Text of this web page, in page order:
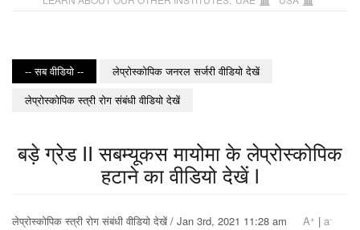
-- सब वीडियो --
लेप्रोस्कोपिक जनरल सर्जरी वीडियो देखें
लेप्रोस्कोपिक स्त्री रोग संबंधी वीडियो देखें
बड़े ग्रेड II सबम्यूकस मायोमा के लेप्रोस्कोपिक
हटाने का वीडियो देखें l
लेप्रोस्कोपिक स्त्री रोग संबंधी वीडियो देखें / Jan 3rd, 2021 11:28 am A+ | a-